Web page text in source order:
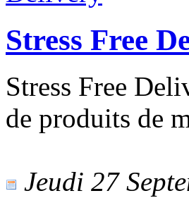
Stress Free
Stress Free
de produits de
Jeudi 27